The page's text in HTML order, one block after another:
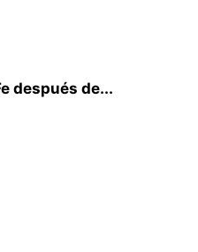
después de...